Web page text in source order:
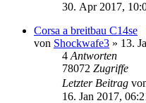
30. Apr 2017,
Corsa a breitbau C14se
von Shockwafe3 » 13.
4 Antworten
78072 Zugriffe
Letzter Beitrag
16. Jan 2017,